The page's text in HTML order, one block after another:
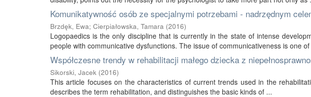
Komunikatywność osób ze specjalnymi potrzebami - nadrzędnym
Brzdęk, Ewa; Cierpiałowska, Tamara (2016)
Logopaedics is the only discipline that is currently in the state of intense
people with communicative dysfunctions. The issue of communicativeness is one
Współczesne trendy w rehabilitacji małego dziecka z
Sikorski, Jacek (2016)
This article focuses on the characteristics of current trends used in the
describes the term rehabilitation, and distinguishes the basic kinds of ...